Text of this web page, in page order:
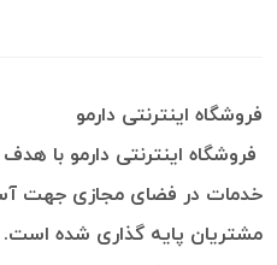
فروشگاه اینترنتی دارمو
فروشگاه اینترنتی دارمو با
خدمات در فضای مجازی جهت
مشتریان پایه گذاری شده